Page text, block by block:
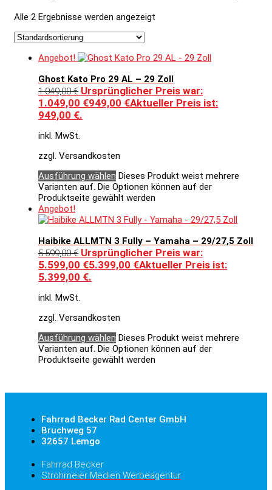
Alle 2 Ergebnisse werden angezeigt
Angebot!
Ghost Kato Pro 29 AL – 29 Zoll
1.049,00€ Ursprünglicher Preis war:
1.049,00 €949,00 €Aktueller Preis ist:
949,00 €.
inkl. MwSt.
zzgl. Versandkosten
Ausführung wählen Dieses Produkt weist mehrere
Varianten auf. Die Optionen können auf der
Produktseite gewählt werden
Angebot!
Haibike ALLMTN 3 Fully – Yamaha – 29/27,5 Zoll
5.599,00€ Ursprünglicher Preis war:
5.599,00 €5.399,00 €Aktueller Preis ist:
5.399,00 €.
inkl. MwSt.
zzgl. Versandkosten
Ausführung wählen Dieses Produkt weist mehrere
Varianten auf. Die Optionen können auf der
Produktseite gewählt werden
Fahrrad Becker Rad Center GmbH
Bruchweg 57
32657 Lemgo
Fahrrad Becker
Strohmeier Medien Werbeagentur